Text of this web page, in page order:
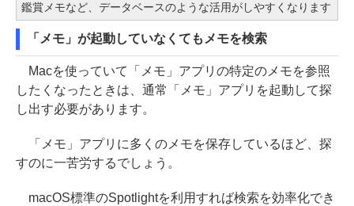
鑑賞メモなど、データベースのような活用がしやすくなります
「メモ」が起動していなくてもメモを検索
Macを使っていて「メモ」アプリの特定のメモを参照
したくなったときは、通常「メモ」アプリを起動して探
し出す必要があります。
「メモ」アプリに多くのメモを保存しているほど、探
すのに一苦労するでしょう。
macOS標準のSpotlightを利用すれば検索を効率化でき